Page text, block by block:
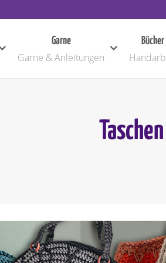
Garne
Garne & Anleitungen
Bücher
Taschen